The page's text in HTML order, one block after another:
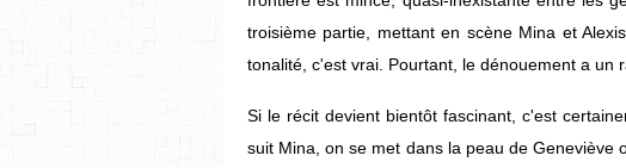
troisième partie, mettant en scène Mina et
tonalité, c'est vrai. Pourtant, le dénouement a un
Si le récit devient bientôt fascinant, c'est
suit Mina, on se met dans la peau de Geneviève